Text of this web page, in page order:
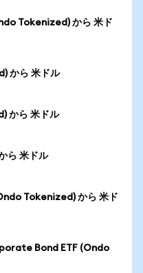
Tokenized) から 米ド
から 米ドル
から 米ドル
ら 米ドル
Tokenized) から 米ド
Bond ETF (Ondo